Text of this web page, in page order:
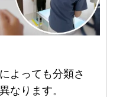
よっても分類さ
なります。